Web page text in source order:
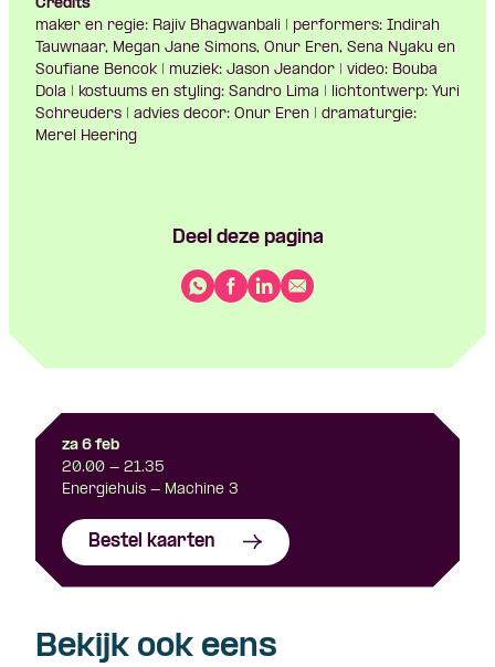
Credits
maker en regie: Rajiv Bhagwanbali | performers: Indirah
Tauwnaar, Megan Jane Simons, Onur Eren, Sena Nyaku en
Soufiane Bencok | muziek: Jason Jeandor | video: Bouba
Dola | kostuums en styling: Sandro Lima | lichtontwerp: Yuri
Schreuders | advies decor: Onur Eren | dramaturgie:
Merel Heering
Deel deze pagina
za 6 feb
20.00 - 21.35
Energiehuis - Machine 3
Bestel kaarten
Bekijk ook eens